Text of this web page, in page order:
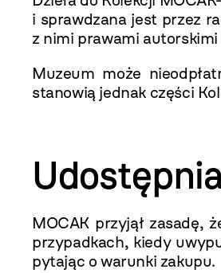
i sprawdzana jest przez
z nimi prawami
Muzeum może
stanowią jednak części
MOCAK przyjął zasadę,
przypadkach, kiedy
pytając o warunki zakupu.